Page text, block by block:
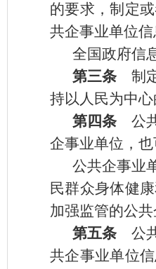
的要求，制定
共企事业单位信
全国政府信
第三条制
持以人民为中
第四条 公
企事业单位，
公共企事业
民群众身体健
加强监管的公共
第五条 公
共企事业单位